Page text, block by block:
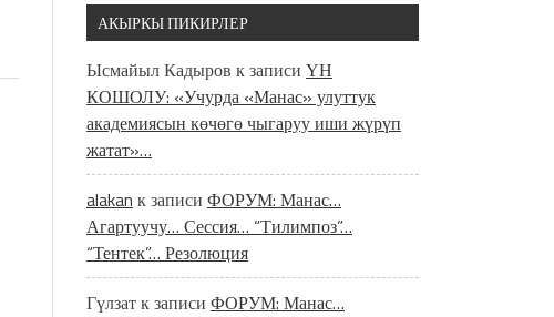
АКЫРКЫ ПИКИРЛЕР
Ысмайыл Кадыров к записи ҮН
КОШОЛУ: «Учурда «Манас» улуттук
академиясын көчөгө чыгаруу иши жүрүп
жатат»…
alakan к записи ФОРУМ: Манас…
Агартуучу… Сессия… “Тилимпоз”…
“Тентек”… Резолюция
Гүлзатк записи ФОРУМ: Манас…